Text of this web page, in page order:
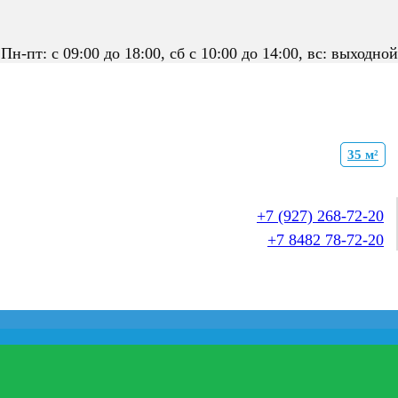
Пн-пт: с 09:00 до 18:00, сб с 10:00 до 14:00, вс: выходной
+7 (927) 268-72-20
+7 8482 78-72-20
35 м²
35 м²